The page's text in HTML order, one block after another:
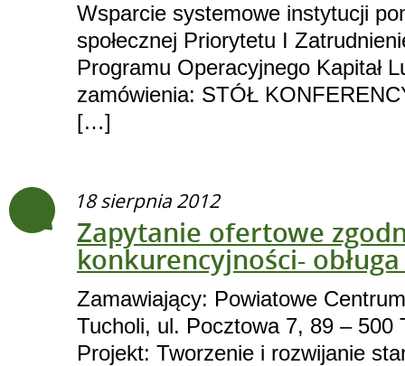
Wsparcie systemowe instytucji
społecznej Priorytetu I
Programu Operacyjnego Kapitał
zamówienia: STÓŁ
[…]
18 sierpnia 2012
Zapytanie ofertowe
konkurencyjności-
Zamawiający: Powiatowe
Tucholi, ul. Pocztowa 7, 89 – 500
Projekt: Tworzenie i rozwijanie